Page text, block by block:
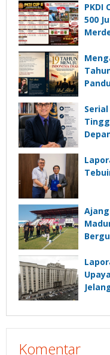
PKDI
500
Komentar